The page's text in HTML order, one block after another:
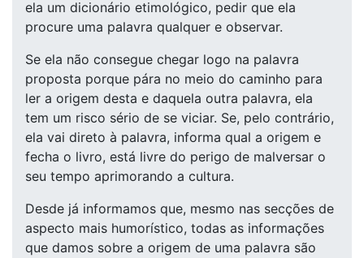
ela um dicionário etimológico, pedir que ela
procure uma palavra qualquer e observar.
Se ela não consegue chegar logo na palavra
proposta porque pára no meio do caminho para
ler a origem desta e daquela outra palavra, ela
tem um risco sério de se viciar. Se, pelo contrário,
ela vai direto à palavra, informa qual a origem e
fecha o livro, está livre do perigo de malversar o
seu tempo aprimorando a cultura.
Desde já informamos que, mesmo nas secções de
aspecto mais humorístico, todas as informações
que damos sobre a origem de uma palavra são